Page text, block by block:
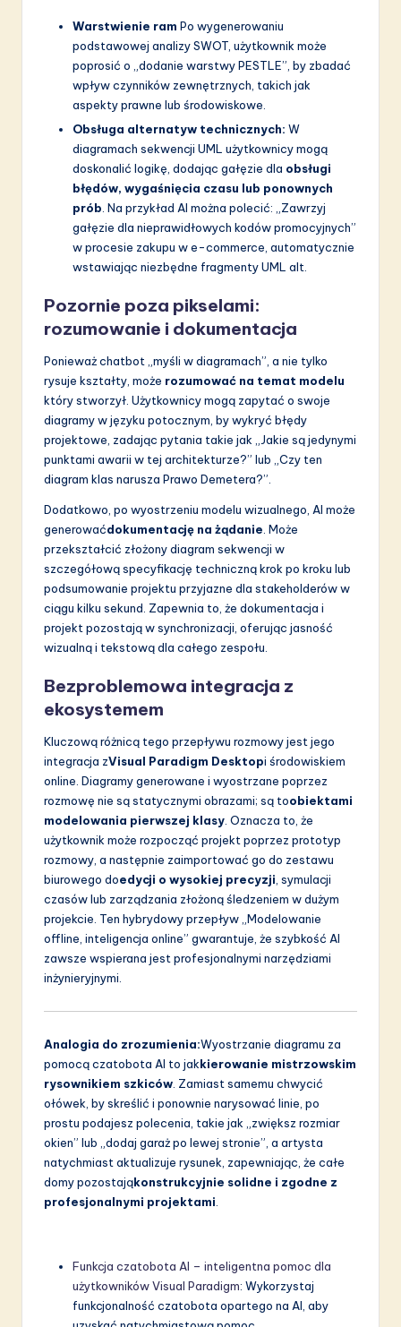
Warstwienie ram Po wygenerowaniu
podstawowej analizy SWOT, użytkownik może
poprosić o „dodanie warstwy PESTLE”, by zbadać
wpływ czynników zewnętrznych, takich jak
aspekty prawne lub środowiskowe.
Obsługa alternatyw technicznych: W
diagramach sekwencji UML użytkownicy mogą
doskonalić logikę, dodając gałęzie dla obsługi
błędów, wygaśnięcia czasu lub ponownych
prób . Na przykład AI można polecić: „Zawrzyj
gałęzie dla nieprawidłowych kodów promocyjnych”
w procesie zakupu w e-commerce, automatycznie
wstawiając niezbędne fragmenty UML alt.
Pozornie poza pikselami:
rozumowanie i dokumentacja
Ponieważ chatbot „myśli w diagramach”, a nie tylko
rysuje kształty, może rozumować na temat modelu
który stworzył. Użytkownicy mogą zapytać o swoje
diagramy w języku potocznym, by wykryć błędy
projektowe, zadając pytania takie jak „Jakie są jedynymi
punktami awarii w tej architekturze?” lub „Czy ten
diagram klas narusza Prawo Demetera?”.
Dodatkowo, po wyostrzeniu modelu wizualnego, AI może
generowaćdokumentację na żądanie . Może
przekształcić złożony diagram sekwencji w
szczegółową specyfikację techniczną krok po kroku lub
podsumowanie projektu przyjazne dla stakeholderów w
ciągu kilku sekund. Zapewnia to, że dokumentacja i
projekt pozostają w synchronizacji, oferując jasność
wizualną i tekstową dla całego zespołu.
Bezproblemowa integracja z
ekosystemem
Kluczową różnicą tego przepływu rozmowy jest jego
integracja zVisual Paradigm Desktopi środowiskiem
online. Diagramy generowane i wyostrzane poprzez
rozmowę nie są statycznymi obrazami; są toobiektami
modelowania pierwszej klasy . Oznacza to, że
użytkownik może rozpocząć projekt poprzez prototyp
rozmowy, a następnie zaimportować go do zestawu
biurowego doedycji o wysokiej precyzji , symulacji
czasów lub zarządzania złożoną śledzeniem w dużym
projekcie. Ten hybrydowy przepływ „Modelowanie
offline, inteligencja online” gwarantuje, że szybkość AI
zawsze wspierana jest profesjonalnymi narzędziami
inżynieryjnymi.
Analogia do zrozumienia:Wyostrzanie diagramu za
pomocą czatobota AI to jakkierowanie mistrzowskim
rysownikiem szkiców. Zamiast samemu chwycić
ołówek, by skreślić i ponownie narysować linie, po
prostu podajesz polecenia, takie jak „zwiększ rozmiar
okien” lub „dodaj garaż po lewej stronie”, a artysta
natychmiast aktualizuje rysunek, zapewniając, że całe
domy pozostająkonstrukcyjnie solidne i zgodne z
profesjonalnymi projektami.
Funkcja czatobota AI – inteligentna pomoc dla
użytkowników Visual Paradigm: Wykorzystaj
funkcjonalność czatobota opartego na AI, aby